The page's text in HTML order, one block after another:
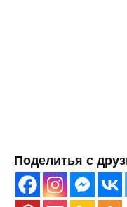
Поделитья с